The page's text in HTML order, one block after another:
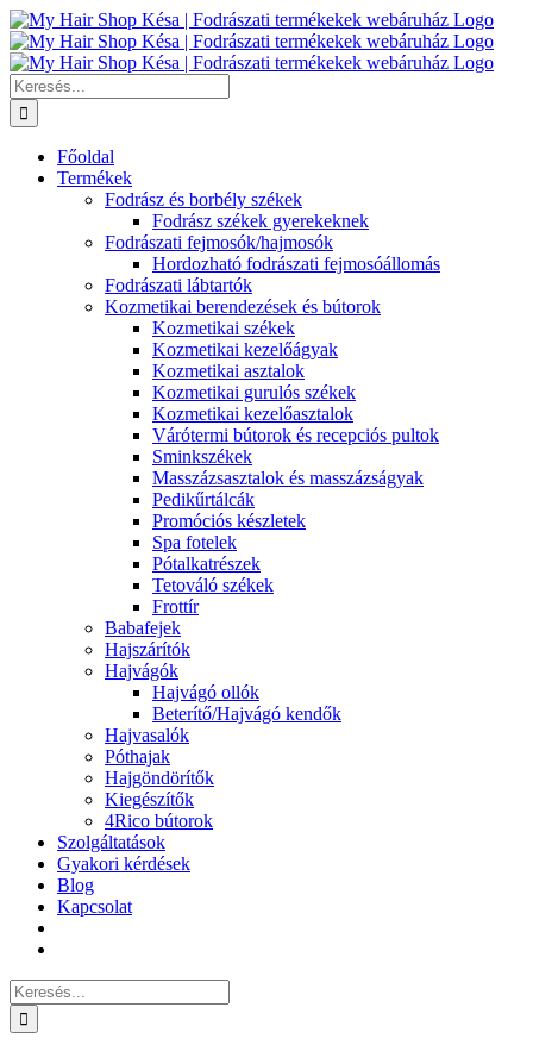
Kihagyás
Keresés...
Főoldal
Termékek
Fodrász és borbély székek
Fodrász székek gyerekeknek
Fodrászati fejmosók/hajmosók
Hordozható fodrászati fejmosóállomás
Fodrászati lábtartók
Kozmetikai berendezések és bútorok
Kozmetikai székek
Kozmetikai kezelőágyak
Kozmetikai asztalok
Kozmetikai gurulós székek
Kozmetikai kezelőasztalok
Várótermi bútorok és recepciós pultok
Sminkszékek
Masszázsasztalok és masszázságyak
Pedikűrtálcák
Promóciós készletek
Spa fotelek
Pótalkatrészek
Tetováló székek
Frottír
Babafejek
Hajszárítók
Hajvágók
Hajvágó ollók
Beterítő/Hajvágó kendők
Hajvasalók
Póthajak
Hajgöndörítők
Kiegészítők
4Rico bútorok
Szolgáltatások
Gyakori kérdések
Blog
Kapcsolat
Keresés...